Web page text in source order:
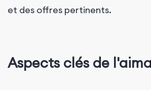
et des offres pertinents.
Aspects clés de